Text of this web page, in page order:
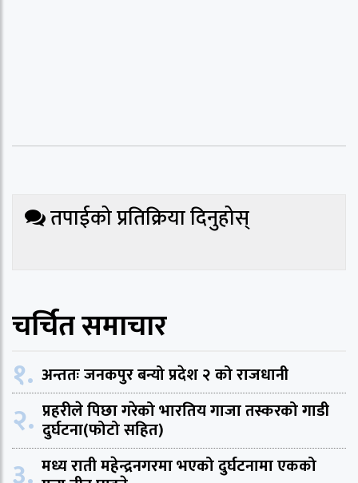
तपाईको प्रतिक्रिया दिनुहोस्
चर्चित समाचार
१. अन्ततः जनकपुर बन्यो प्रदेश २ को राजधानी
२. प्रहरीले पिछा गरेको भारतिय गाजा तस्करको गाडी
दुर्घटना(फोटो सहित)
मध्य राती महेन्द्रनगरमा भएको दुर्घटनामा एकको